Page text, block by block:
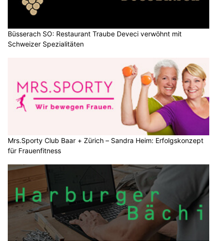
Büsserach SO: Restaurant Traube Deveci verwöhnt mit
Schweizer Spezialitäten
Mrs.Sporty Club Baar + Zürich – Sandra Heim: Erfolgskonzept
für Frauenfitness